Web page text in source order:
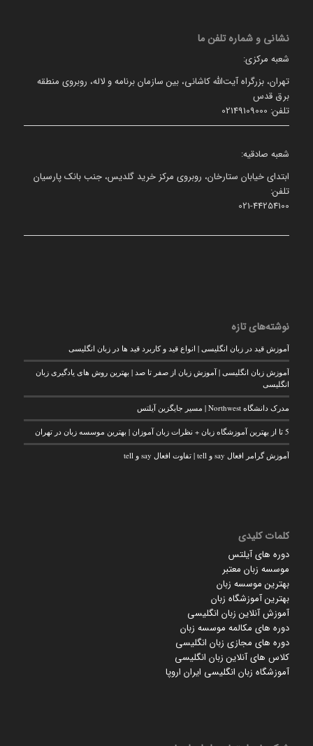
نشانی و شماره تلفن ما
شعبه مرکزی:
تهران، بزرگراه آیت‌الله کاشانی، بین سازمان برنامه و لاله، روبروی منطقه
برق قدس
تلفن: 02149109000
شعبه صادقیه:
ابتدای خیابان ستارخان، روبروی مرکز خرید گلدیس، جنب بانک پارسیان
تلفن:
021-44254100
نوشته‌های تازه
آموزش قید در زبان انگلیسی | انواع قید و کاربرد قید ها در زبان انگلیسی
آموزش زبان انگلیسی | آموزش زبان از صفر تا صد | بهترین روش های یادگیری زبان
انگلیسی
مدرک دانشگاه Northwest | مسیر جایگزین آیلتس
5 تا از بهترین آموزشگاه زبان + نظرات زبان آموزان | بهترین موسسه زبان در تهران
آموزش گرامر افعال say و tell | تفاوت افعال say و tell
کلمات کلیدی
دوره های آیلتس
موسسه زبان معتبر
بهترین موسسه زبان
بهترین آموزشگاه زبان
آموزش آنلاین زبان انگلیسی
دوره های مکالمه موسسه زبان
دوره های مجازی زبان انگلیسی
کلاس های آنلاین زبان انگلیسی
آموزشگاه زبان انگلیسی ایران اروپا